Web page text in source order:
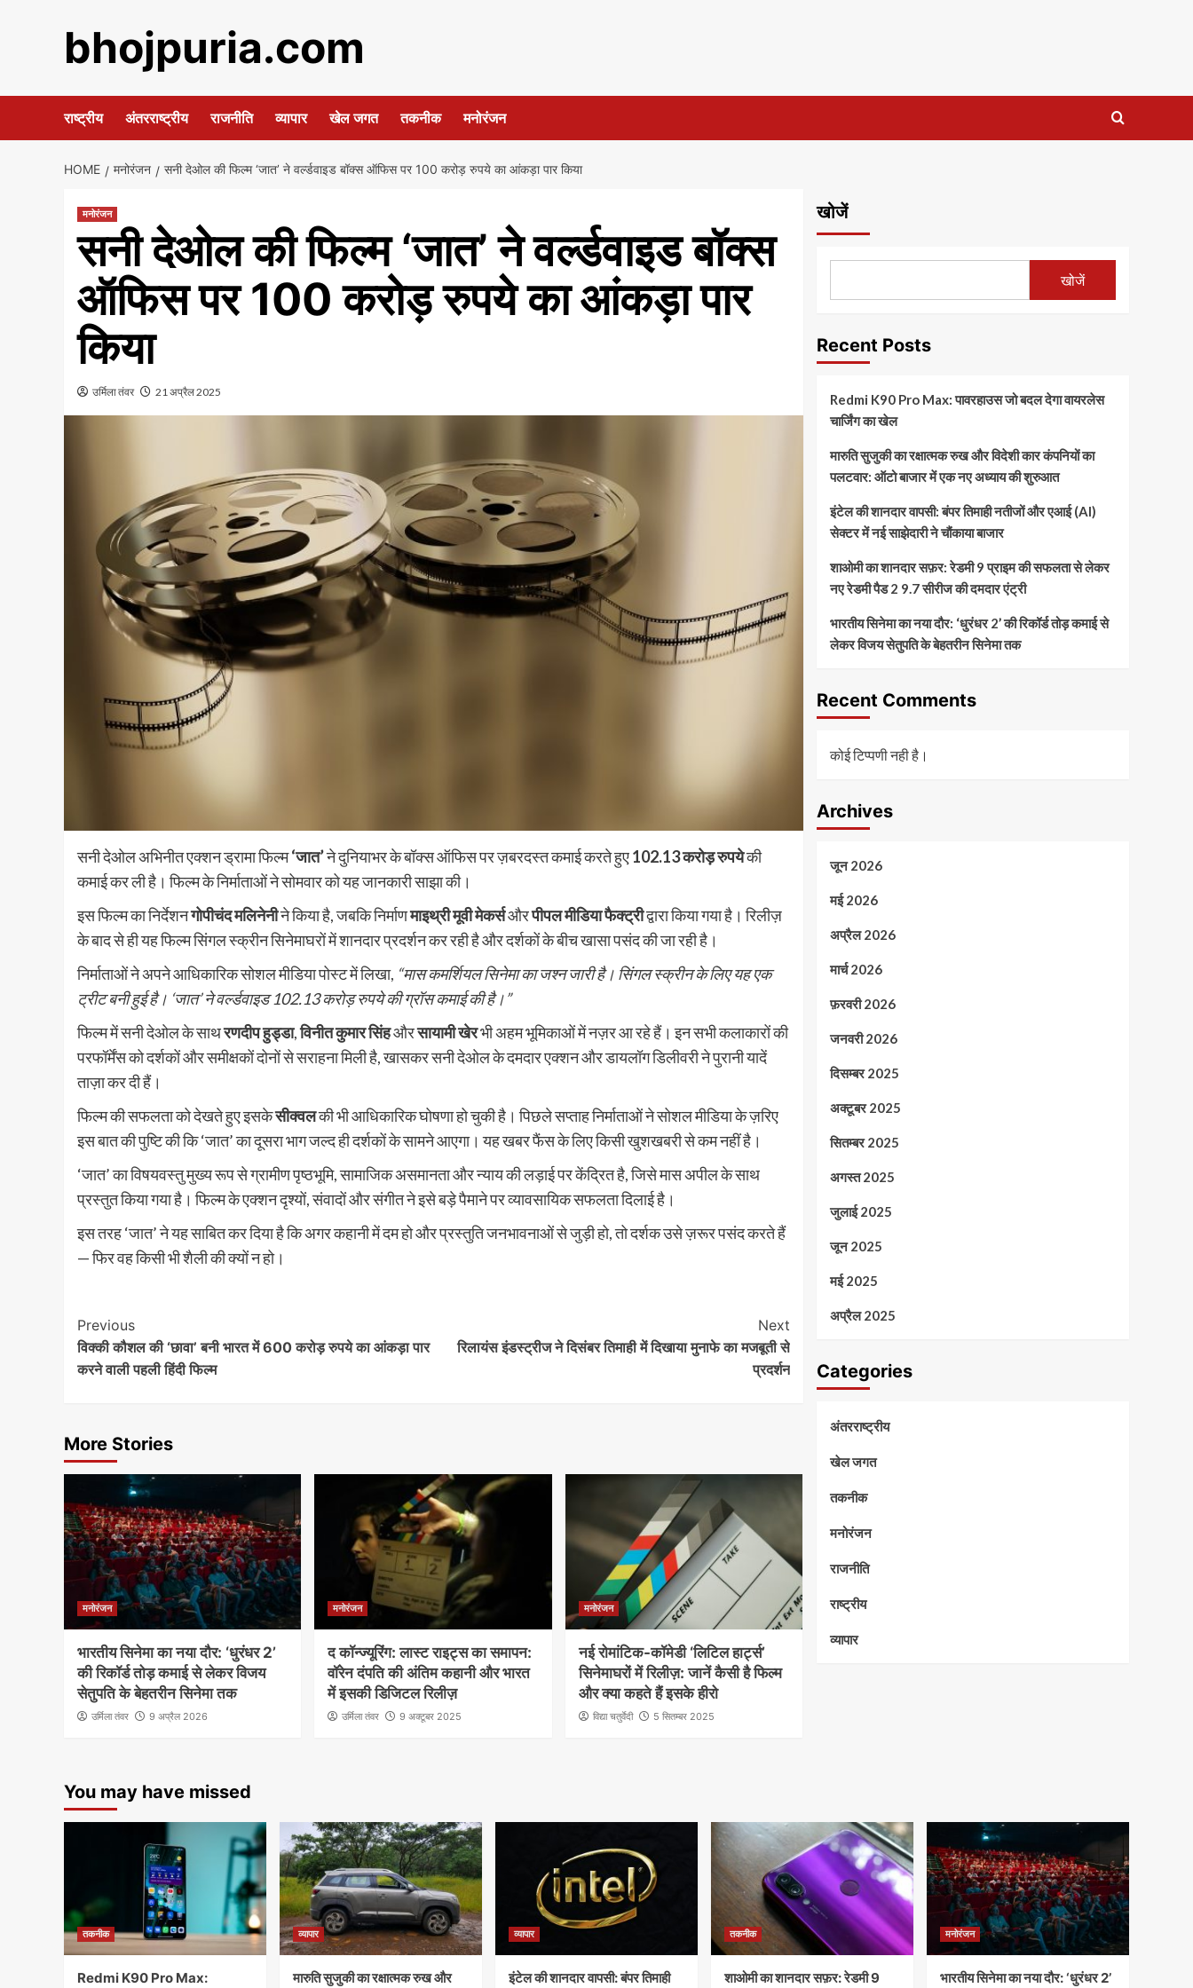
bhojpuria.com
राष्ट्रीय अंतरराष्ट्रीय राजनीति व्यापार खेल जगत तकनीक मनोरंजन
HOME मनोरंजन सनी देओल की फिल्म ‘जात’ ने वर्ल्डवाइड बॉक्स ऑफिस पर 100 करोड़ रुपये का आंकड़ा पार किया
मनोरंजन
सनी देओल की फिल्म ‘जात’ ने वर्ल्डवाइड बॉक्स
ऑफिस पर 100 करोड़ रुपये का आंकड़ा पार
किया
उर्मिला तंवर 21 अप्रैल 2025
सनी देओल अभिनीत एक्शन ड्रामा फिल्म‘जात’ने दुनियाभर के बॉक्स ऑफिस पर ज़बरदस्त कमाई करते हुए102.13 करोड़ रुपयेकी
कमाई कर ली है। फिल्म के निर्माताओं ने सोमवार को यह जानकारी साझा की।
इस फिल्म का निर्देशनगोपीचंद मलिनेनीने किया है, जबकि निर्माणमाइथ्री मूवी मेकर्सऔरपीपल मीडिया फैक्ट्रीद्वारा किया गया है। रिलीज़
के बाद से ही यह फिल्म सिंगल स्क्रीन सिनेमाघरों में शानदार प्रदर्शन कर रही है और दर्शकों के बीच खासा पसंद की जा रही है।
निर्माताओं ने अपने आधिकारिक सोशल मीडिया पोस्ट में लिखा, “मास कमर्शियल सिनेमा का जश्न जारी है। सिंगल स्क्रीन के लिए यह एक
ट्रीट बनी हुई है। ‘जात’ ने वर्ल्डवाइड 102.13 करोड़ रुपये की ग्रॉस कमाई की है।”
फिल्म में सनी देओल के साथरणदीप हुड्डा,विनीत कुमार सिंहऔरसायामी खेरभी अहम भूमिकाओं में नज़र आ रहे हैं। इन सभी कलाकारों की
परफॉर्मेंस को दर्शकों और समीक्षकों दोनों से सराहना मिली है, खासकर सनी देओल के दमदार एक्शन और डायलॉग डिलीवरी ने पुरानी यादें
ताज़ा कर दी हैं।
फिल्म की सफलता को देखते हुए इसकेसीक्वलकी भी आधिकारिक घोषणा हो चुकी है। पिछले सप्ताह निर्माताओं ने सोशल मीडिया के ज़रिए
इस बात की पुष्टि की कि ‘जात’ का दूसरा भाग जल्द ही दर्शकों के सामने आएगा। यह खबर फैंस के लिए किसी खुशखबरी से कम नहीं है।
‘जात’ का विषयवस्तु मुख्य रूप से ग्रामीण पृष्ठभूमि, सामाजिक असमानता और न्याय की लड़ाई पर केंद्रित है, जिसे मास अपील के साथ
प्रस्तुत किया गया है। फिल्म के एक्शन दृश्यों, संवादों और संगीत ने इसे बड़े पैमाने पर व्यावसायिक सफलता दिलाई है।
इस तरह ‘जात’ ने यह साबित कर दिया है कि अगर कहानी में दम हो और प्रस्तुति जनभावनाओं से जुड़ी हो, तो दर्शक उसे ज़रूर पसंद करते हैं
— फिर वह किसी भी शैली की क्यों न हो।
Continue
Reading
Previous
विक्की कौशल की ‘छावा’ बनी भारत में 600 करोड़ रुपये का आंकड़ा पार
करने वाली पहली हिंदी फिल्म
Next
रिलायंस इंडस्ट्रीज ने दिसंबर तिमाही में दिखाया मुनाफे का मजबूती से
प्रदर्शन
More Stories
मनोरंजन
भारतीय सिनेमा का नया दौर: ‘धुरंधर 2’
की रिकॉर्ड तोड़ कमाई से लेकर विजय
सेतुपति के बेहतरीन सिनेमा तक
उर्मिला तंवर 9 अप्रैल 2026
मनोरंजन
द कॉन्ज्यूरिंग: लास्ट राइट्स का समापन:
वॉरेन दंपति की अंतिम कहानी और भारत
में इसकी डिजिटल रिलीज़
उर्मिला तंवर 9 अक्टूबर 2025
मनोरंजन
नई रोमांटिक-कॉमेडी ‘लिटिल हार्ट्स’
सिनेमाघरों में रिलीज़: जानें कैसी है फिल्म
और क्या कहते हैं इसके हीरो
विद्या चतुर्वेदी 5 सितम्बर 2025
खोजें
खोजें
Recent Posts
Redmi K90 Pro Max: पावरहाउस जो बदल देगा वायरलेस
चार्जिंग का खेल
मारुति सुजुकी का रक्षात्मक रुख और विदेशी कार कंपनियों का
पलटवार: ऑटो बाजार में एक नए अध्याय की शुरुआत
इंटेल की शानदार वापसी: बंपर तिमाही नतीजों और एआई (AI)
सेक्टर में नई साझेदारी ने चौंकाया बाजार
शाओमी का शानदार सफ़र: रेडमी 9 प्राइम की सफलता से लेकर
नए रेडमी पैड 2 9.7 सीरीज की दमदार एंट्री
भारतीय सिनेमा का नया दौर: ‘धुरंधर 2’ की रिकॉर्ड तोड़ कमाई से
लेकर विजय सेतुपति के बेहतरीन सिनेमा तक
Recent Comments
कोई टिप्पणी नही है।
Archives
जून 2026
मई 2026
अप्रैल 2026
मार्च 2026
फ़रवरी 2026
जनवरी 2026
दिसम्बर 2025
अक्टूबर 2025
सितम्बर 2025
अगस्त 2025
जुलाई 2025
जून 2025
मई 2025
अप्रैल 2025
Categories
अंतरराष्ट्रीय
खेल जगत
तकनीक
मनोरंजन
राजनीति
राष्ट्रीय
व्यापार
You may have missed
तकनीक
Redmi K90 Pro Max:
व्यापार
मारुति सुजुकी का रक्षात्मक रुख और
व्यापार
इंटेल की शानदार वापसी: बंपर तिमाही
तकनीक
शाओमी का शानदार सफ़र: रेडमी 9
मनोरंजन
भारतीय सिनेमा का नया दौर: ‘धुरंधर 2’